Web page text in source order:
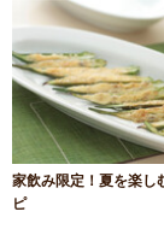
家飲み限定！夏を楽し
ピ